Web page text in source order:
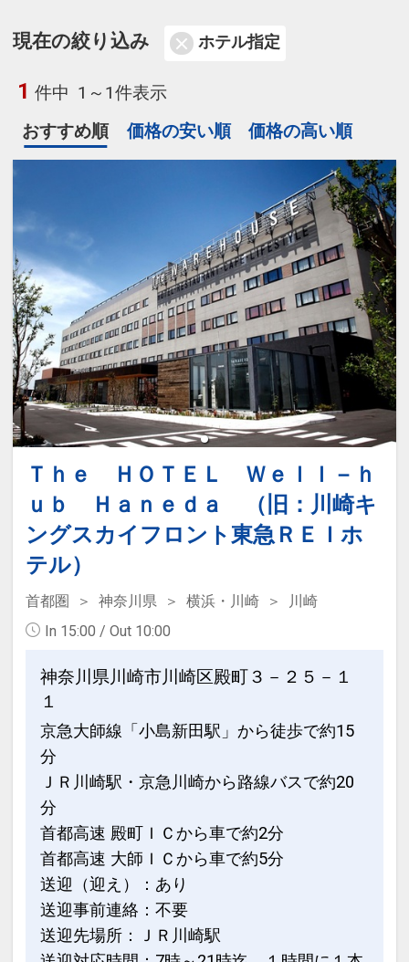
現在の絞り込み ホテル指定
1 件中 1～1件表示
おすすめ順
価格の安い順 価格の高い順
Ｔｈｅ ＨＯＴＥＬ Ｗｅｌｌ－ｈ
ｕｂ Ｈａｎｅｄａ （旧：川崎キ
ングスカイフロント東急ＲＥＩホ
テル）
首都圏 神奈川県 横浜・川崎
川崎
In 15:00 / Out 10:00
神奈川県川崎市川崎区殿町３－２５－１
１
京急大師線「小島新田駅」から徒歩で約15
分
ＪＲ川崎駅・京急川崎から路線バスで約20
分
首都高速 殿町ＩＣから車で約2分
首都高速 大師ＩＣから車で約5分
送迎（迎え）：あり
送迎事前連絡：不要
送迎先場所：ＪＲ川崎駅